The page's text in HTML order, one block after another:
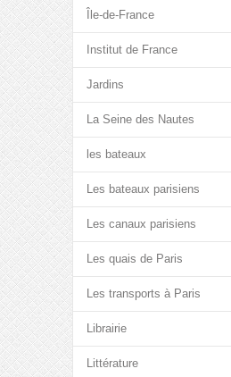
Île-de-France
Institut de France
Jardins
La Seine des Nautes
les bateaux
Les bateaux parisiens
Les canaux parisiens
Les quais de Paris
Les transports à Paris
Librairie
Littérature